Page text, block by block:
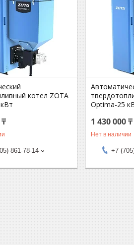
котел ZOTA
861-78-14
Optima-25
1 430 000 ₸
Нет в наличии
+7